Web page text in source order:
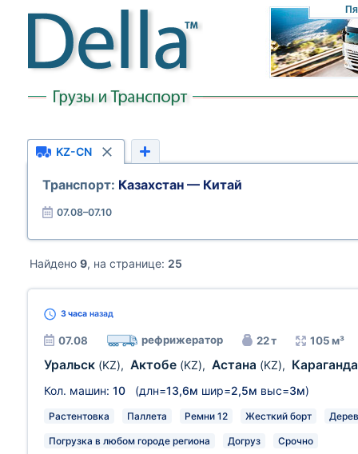
KZ-CN
Транспорт: Казахстан — Китай
07.08–07.10
Найдено 9, на странице: 25
3 часа назад
07.08 рефрижератор 22 т 105 м³
Уральск (KZ), Актобе (KZ), Астана (KZ),
Кол. машин: 10 (длн=13,6м шир=2,5м выс=3м)
Растентовка Паллета Ремни 12 Жесткий борт
Погрузка в любом городе региона Догруз Срочно